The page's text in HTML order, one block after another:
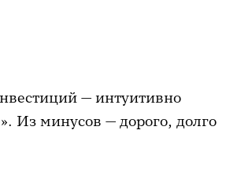
— интуитивно
Из минусов — дорого, долго